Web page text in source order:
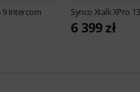
9 Intercom Synco Xtalk XPro
6 399 zł